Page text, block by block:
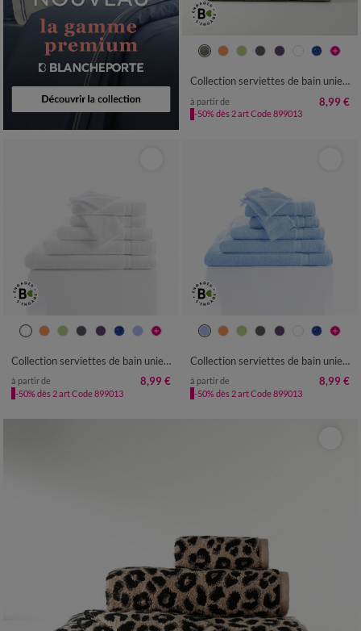
Collection serviettes de bain unies - confort moelleux 420 g/m²
à partir de 8,99 €
-50% dès 2 art Code 899013
Collection serviettes de bain unies - confort moelleux 420 g/m²
à partir de 8,99 €
-50% dès 2 art Code 899013
Collection serviettes de bain unies - confort moelleux 420 g/m²
à partir de 8,99 €
-50% dès 2 art Code 899013